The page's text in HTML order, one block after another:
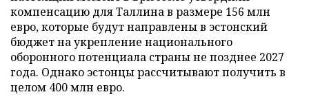
компенсацию для Таллина в размере 156 млн
евро, которые будут направлены в эстонский
бюджет на укрепление национального
оборонного потенциала страны не позднее 2027
года. Однако эстонцы рассчитывают получить в
целом 400 млн евро.